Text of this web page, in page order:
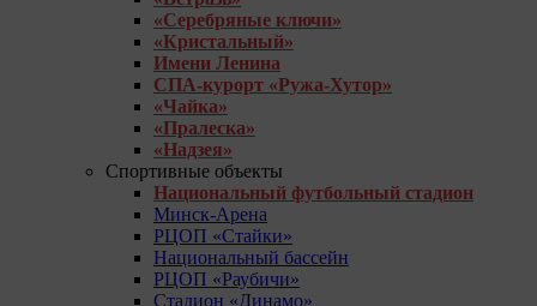
«Серебряные ключи»
«Кристальный»
Имени Ленина
СПА-курорт «Ружа-Хутор»
«Чайка»
«Пралеска»
«Надзея»
Спортивные объекты
Национальный футбольный стадион
Минск-Арена
РЦОП «Стайки»
Национальный бассейн
РЦОП «Раубичи»
Стадион «Динамо»